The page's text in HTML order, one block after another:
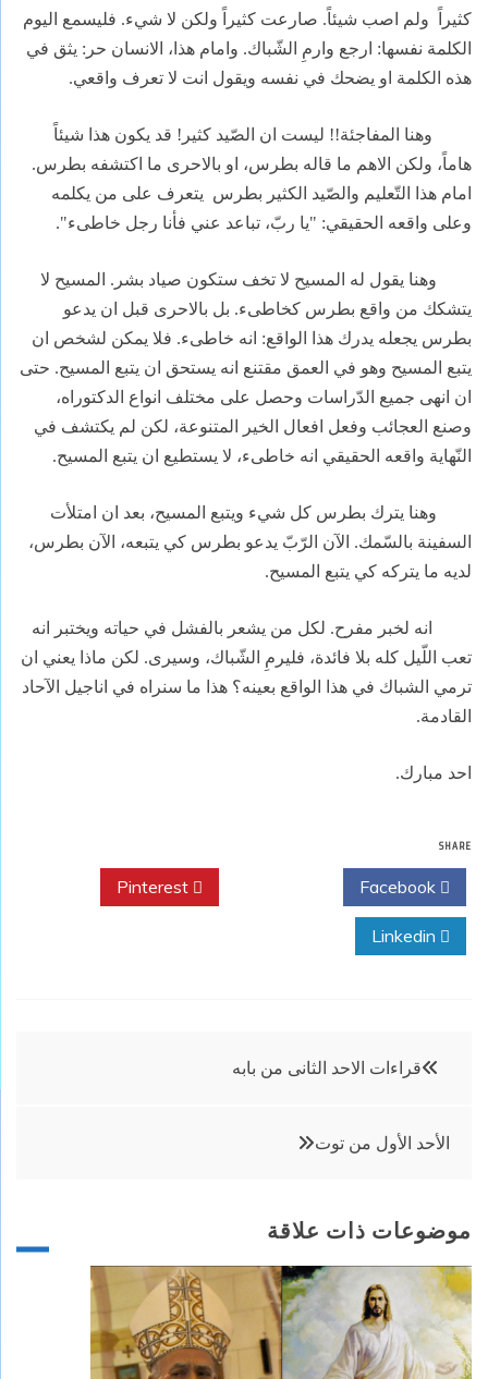
كثيراً
ولم اصب شيئاً. صارعت كثيراً ولكن لا شيء. فليسمع اليوم
الكلمة نفسها: ارجع وارمِ الشّباك. وامام هذا، الانسان حر: يثق في
هذه الكلمة او يضحك في نفسه ويقول انت لا تعرف واقعي.
وهنا المفاجئة!! ليست ان الصّيد كثير! قد يكون هذا شيئاً
هاماً، ولكن الاهم ما قاله بطرس، او بالاحرى ما اكتشفه بطرس.
امام هذا التّعليم والصّيد الكثير بطرس يتعرف على من يكلمه
وعلى واقعه الحقيقي: "يا ربّ، تباعد عني فأنا رجل خاطىء".
وهنا يقول له المسيح لا تخف ستكون صياد بشر. المسيح لا
يتشكك من واقع بطرس كخاطىء. بل بالاحرى قبل ان يدعو
بطرس يجعله يدرك هذا الواقع: انه خاطىء. فلا يمكن لشخص ان
يتبع المسيح وهو في العمق مقتنع انه يستحق ان يتبع المسيح. حتى
ان انهى جميع الدّراسات وحصل على مختلف انواع الدكتوراه،
وصنع العجائب وفعل افعال الخير المتنوعة، لكن لم يكتشف في
النّهاية واقعه الحقيقي انه خاطىء، لا يستطيع ان يتبع المسيح.
وهنا يترك بطرس كل شيء ويتبع المسيح، بعد ان امتلأت
السفينة بالسّمك. الآن الرّبّ يدعو بطرس كي يتبعه، الآن بطرس،
لديه ما يتركه كي يتبع المسيح.
انه لخبر مفرح. لكل من يشعر بالفشل في حياته ويختبر انه
تعب اللّيل كله بلا فائدة، فليرمِ الشّباك، وسيرى. لكن ماذا يعني ان
ترمي الشباك في هذا الواقع بعينه؟ هذا ما سنراه في اناجيل الآحاد
القادمة.
احد مبارك.
SHARE
تصفّح
المقالات
قراءات الاحد الثانى من بابه
الأحد الأول من توت
موضوعات ذات علاقة